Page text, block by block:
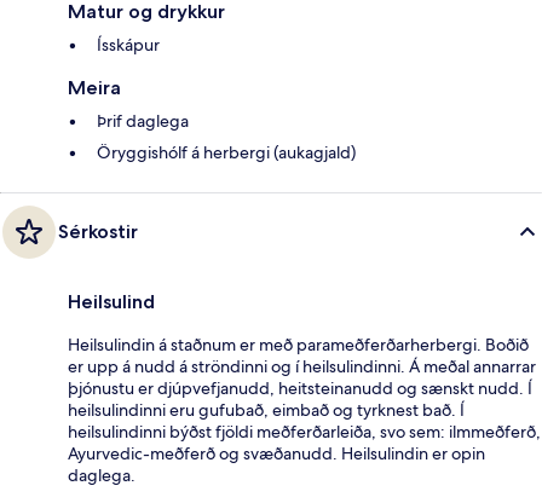
Matur og drykkur
Ísskápur
Meira
Þrif daglega
Öryggishólf á herbergi (aukagjald)
Sérkostir
Heilsulind
Heilsulindin á staðnum er með parameðferðarherbergi. Boðið
er upp á nudd á ströndinni og í heilsulindinni. Á meðal annarrar
þjónustu er djúpvefjanudd, heitsteinanudd og sænskt nudd. Í
heilsulindinni eru gufubað, eimbað og tyrknest bað. Í
heilsulindinni býðst fjöldi meðferðarleiða, svo sem: ilmmeðferð,
Ayurvedic-meðferð og svæðanudd. Heilsulindin er opin
daglega.